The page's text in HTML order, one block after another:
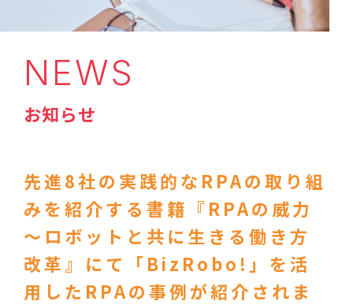
NEWS
お知らせ
先進8社の実践的なRPAの取り組
みを紹介する書籍『RPAの威力
～ロボットと共に生きる働き方
改革』にて「BizRobo!」を活
用したRPAの事例が紹介されま